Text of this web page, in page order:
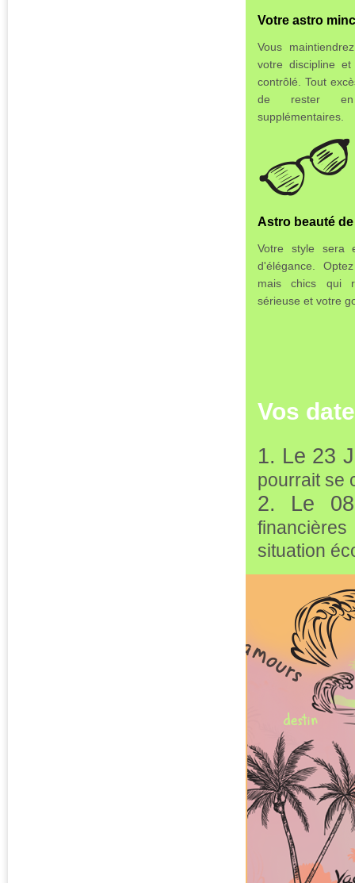
Votre astro
Vous
votre discipline
contrôlé. Tout
de rester
supplémentaires.
Astro beauté
Votre style sera
d'élégance.
mais chics qui
sérieuse et votre
Vos
1. Le 23
pourrait se
2. Le
situation